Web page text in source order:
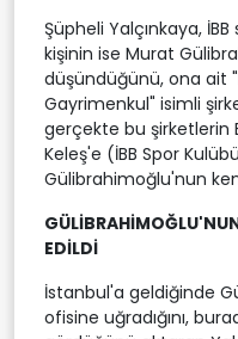
Şüpheli Yalçınkaya,
kişinin ise Murat
düşündüğünü, ona ait
Gayrimenkul" isimli
gerçekte bu şirketlerin
Keleş'e (İBB Spor
Gülibrahimoğlu'nun
EDİLDİ
İstanbul'a geldiğinde
ofisine uğradığını,